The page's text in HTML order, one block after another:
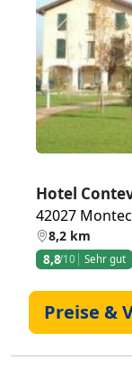
Zurück
Hotel
42027
8,2 km
8,8/10 Sehr gut
Preise &